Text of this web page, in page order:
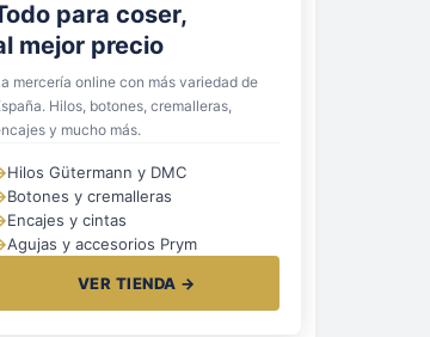
botones
cremalleras
mercería online con más variedad de
Hilos, botones, cremalleras,
y mucho más.
Hilos Gütermann y DMC
Botones y cremalleras
Encajes y cintas
Agujas y accesorios Prym
VER TIENDA →